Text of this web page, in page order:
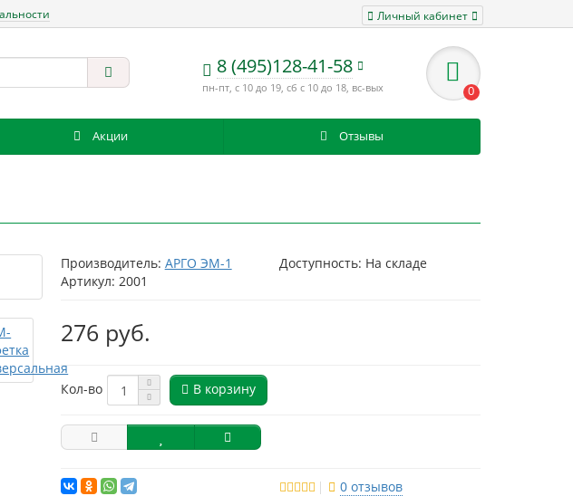
Личный кабинет
8 (495)128-41-58
пн-пт, с 10 до 19, сб с 10 до 18, вс-вых 0
Акции Отзывы
Производитель: АРГО ЭМ-1
Доступность: На складе
Артикул: 2001
276 руб.
Кол-во В корзину
0 отзывов